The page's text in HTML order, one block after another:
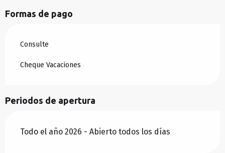
Formas de pago
Consulte
Cheque Vacaciones
Periodos de apertura
Todo el año 2026 - Abierto todos los días